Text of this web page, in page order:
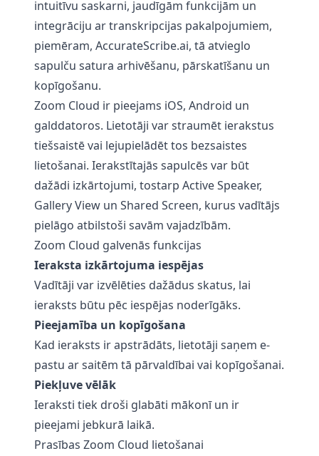
intuitīvu saskarni, jaudīgām funkcijām un
integrāciju ar transkripcijas pakalpojumiem,
piemēram, AccurateScribe.ai, tā atvieglo
sapulču satura arhivēšanu, pārskatīšanu un
kopīgošanu.
Zoom Cloud ir pieejams iOS, Android un
galddatoros. Lietotāji var straumēt ierakstus
tiešsaistē vai lejupielādēt tos bezsaistes
lietošanai. Ierakstītajās sapulcēs var būt
dažādi izkārtojumi, tostarp Active Speaker,
Gallery View un Shared Screen, kurus vadītājs
pielāgo atbilstoši savām vajadzībām.
Zoom Cloud galvenās funkcijas
Ieraksta izkārtojuma iespējas
Vadītāji var izvēlēties dažādus skatus, lai
ieraksts būtu pēc iespējas noderīgāks.
Pieejamība un kopīgošana
Kad ieraksts ir apstrādāts, lietotāji saņem e-
pastu ar saitēm tā pārvaldībai vai kopīgošanai.
Piekļuve vēlāk
Ieraksti tiek droši glabāti mākonī un ir
pieejami jebkurā laikā.
Prasības Zoom Cloud lietošanai